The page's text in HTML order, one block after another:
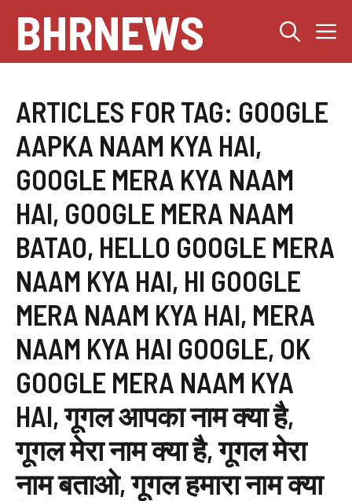
content
BHRNEWS
ARTICLES FOR TAG: GOOGLE
AAPKA NAAM KYA HAI,
GOOGLE MERA KYA NAAM
HAI, GOOGLE MERA NAAM
BATAO, HELLO GOOGLE MERA
NAAM KYA HAI, HI GOOGLE
MERA NAAM KYA HAI, MERA
NAAM KYA HAI GOOGLE, OK
GOOGLE MERA NAAM KYA
HAI,गूगल आपका नाम क्या है,
गूगल मेरा नाम क्या है,गूगल मेरा
नाम बताओ,गूगल हमारा नाम क्या